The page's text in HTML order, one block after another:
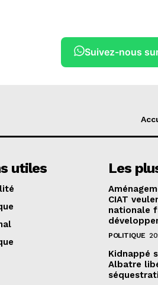
Suivez-nous
utiles Les
CIAT
nationale
POLITIQUE
Kidnappé
Albatre